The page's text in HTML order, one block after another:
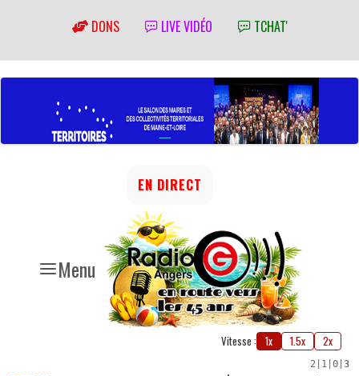
DONS LIVE VIDÉO TCHAT'
Menu
EN DIRECT
Vitesse : 1x 1.5x 2x
2 1 0 3